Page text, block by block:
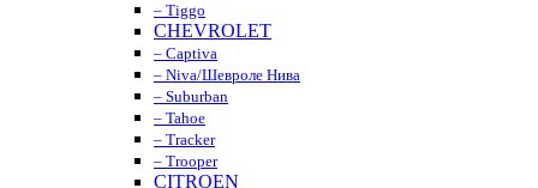
– Tiggo
CHEVROLET
– Captiva
– Niva/Шевроле Нива
– Suburban
– Tahoe
– Tracker
– Trooper
CITROEN